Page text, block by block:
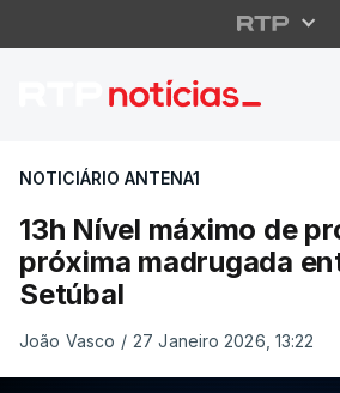
13h Nível
NOTICIÁRIO ANTENA1
13h Nível máximo de
próxima madrugada
Setúbal
João Vasco / 27 Janeiro 2026, 13:22